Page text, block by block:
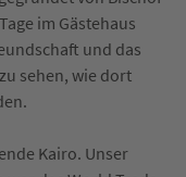
im Gästehaus
und das
sehen, wie dort
Kairo. Unser